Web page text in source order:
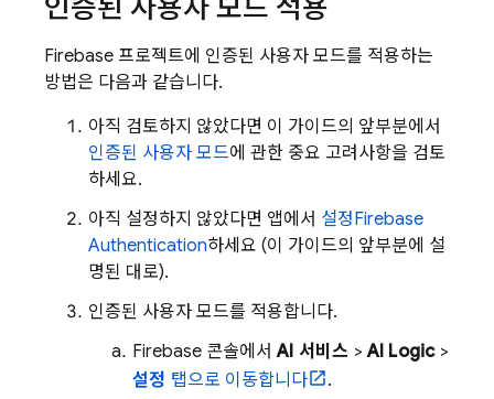
인증된 사용자 모드 적용
Firebase 프로젝트에 인증된 사용자 모드를 적용하는
방법은 다음과 같습니다.
아직 검토하지 않았다면 이 가이드의 앞부분에서
인증된 사용자 모드에 관한 중요 고려사항을 검토
하세요.
아직 설정하지 않았다면 앱에서 설정Firebase
Authentication하세요 (이 가이드의 앞부분에 설
명된 대로).
인증된 사용자 모드를 적용합니다.
Firebase 콘솔에서AI 서비스 >AI Logic>
설정 탭으로 이동합니다
.